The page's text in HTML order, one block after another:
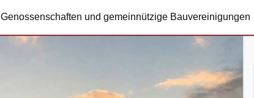
Genossenschaften und gemeinnützige Bauvereinigungen